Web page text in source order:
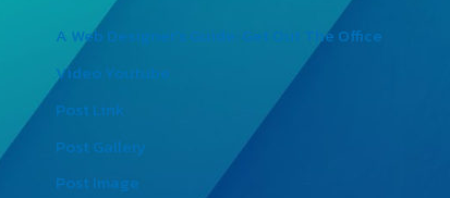
A Web Designer’s Guide: Get Out The Office
Video Youtube
Post Link
Post Gallery
Post Image